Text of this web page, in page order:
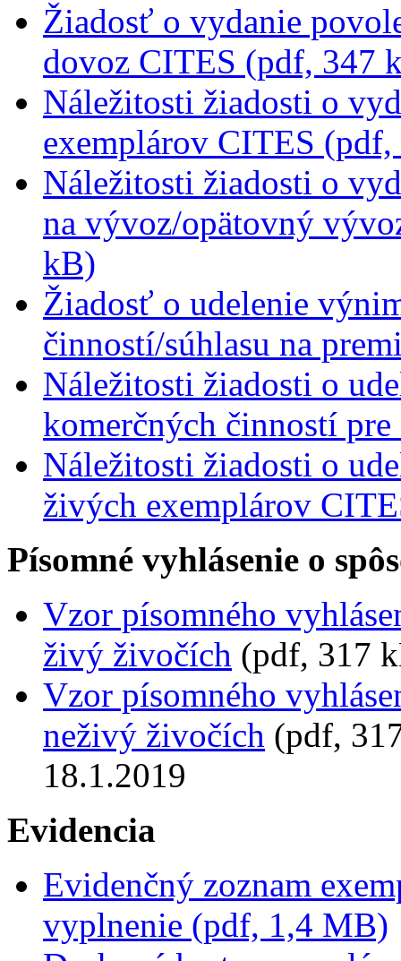
Žiadosť o vydanie
dovoz CITES (pdf, 347
Náležitosti žiadosti o
exemplárov CITES
Náležitosti žiadosti o
na vývoz/opätovný
kB)
Žiadosť o udelenie
činností/súhlasu na
Náležitosti žiadosti o
komerčných činností
Náležitosti žiadosti o
živých exemplárov
Písomné vyhlásenie o
Vzor písomného
živý živočích (pdf, 317
Vzor písomného
neživý živočích (pdf,
18.1.2019
Evidencia
Evidenčný zoznam
vyplnenie (pdf, 1,4 MB)